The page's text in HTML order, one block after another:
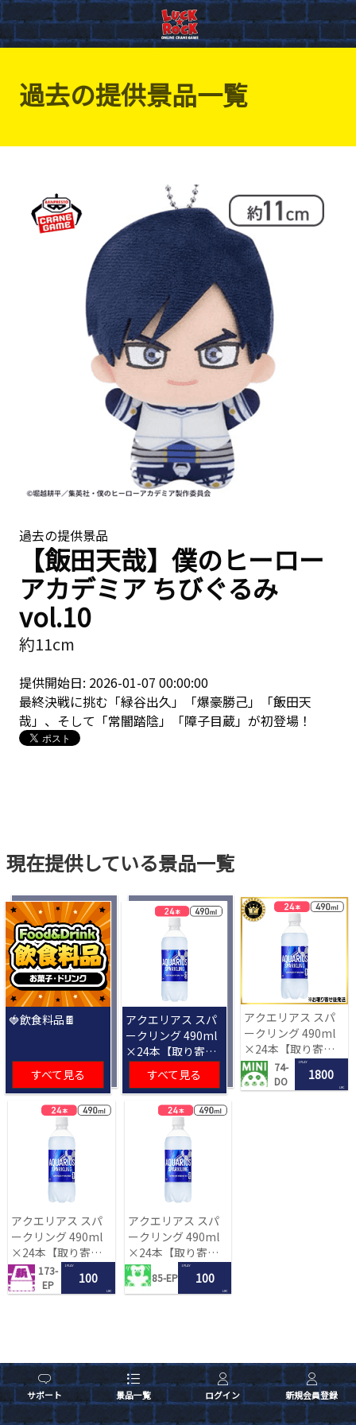
サポート 景品一覧 ログイン 新規会員登録
過去の提供景品一覧
過去の提供景品
【飯田天哉】僕のヒーロー
アカデミア ちびぐるみ
vol.10
約11cm
提供開始日: 2026-01-07 00:00:00
最終決戦に挑む「緑谷出久」「爆豪勝己」「飯田天
哉」、そして「常闇踏陰」「障子目蔵」が初登場！
現在提供している景品一覧
🍓飲食料品🍫
すべて見る
アクエリアス スパ
ークリング 490ml
×24本【取り寄せ
入荷後次第発送】
すべて見る
アクエリアス スパ
ークリング 490ml
×24本【取り寄せ
入荷後次第発送】
74-
DO
1 PLAY
1800
LRC
アクエリアス スパ
ークリング 490ml
×24本【取り寄せ
入荷後次第発送】
173-
EP
1 PLAY
100
LRC
アクエリアス スパ
ークリング 490ml
×24本【取り寄せ
入荷後次第発送】
85-EP
1 PLAY
100
LRC